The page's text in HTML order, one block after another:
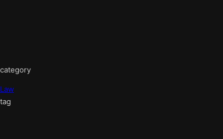
category
Law
tag